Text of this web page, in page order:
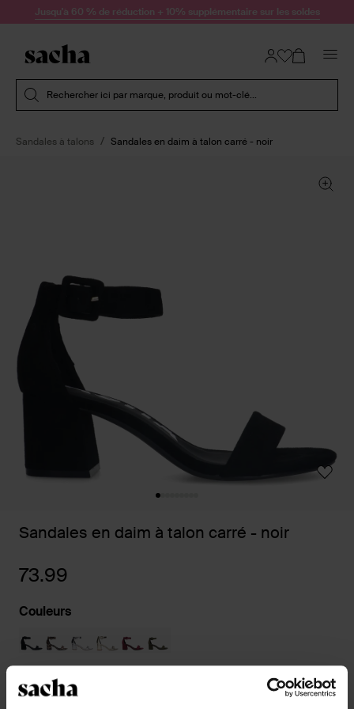
Passer au contenu
Jusqu'à 60 % de réduction + 10% supplémentaire sur les soldes
Rechercher ici par marque, produit ou mot-clé...
Sandales à talons Sandales en daim à talon carré - noir
Sandales en daim à talon carré - noir
73.99
Couleurs
Sélectionnez votre taille